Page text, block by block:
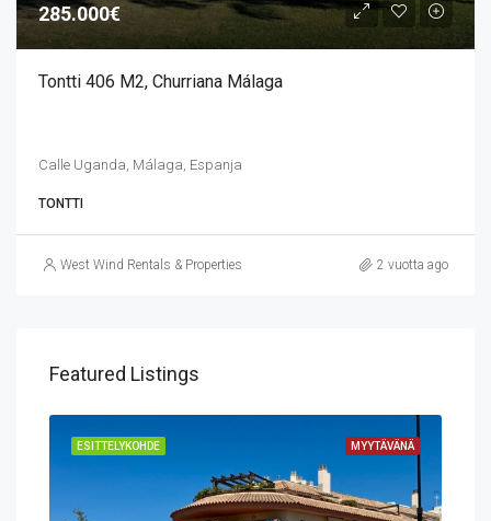
285.000€
Tontti 406 M2, Churriana Málaga
Calle Uganda, Málaga, Espanja
TONTTI
West Wind Rentals & Properties 2 vuotta ago
Featured Listings
MYYTÄVÄNÄ
ESITTELYKOHDE